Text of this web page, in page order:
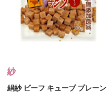
紗
絹紗 ビーフ キューブ プレーン